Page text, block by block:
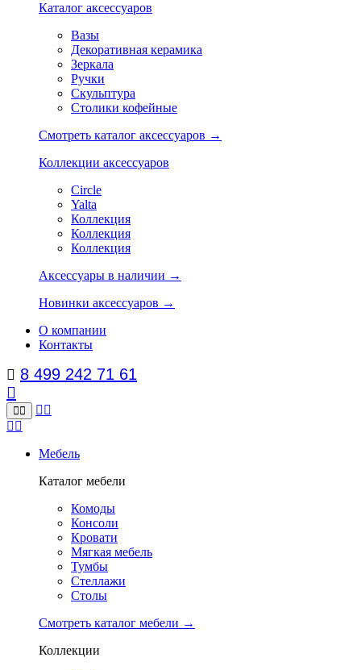
Каталог аксессуаров
Вазы
Декоративная керамика
Зеркала
Ручки
Скульптура
Столики кофейные
Смотреть каталог аксессуаров →
Коллекции аксессуаров
Circle
Yalta
Коллекция
Коллекция
Коллекция
Аксессуары в наличии →
Новинки аксессуаров →
О компании
Контакты
8 499 242 71 61
Мебель
Каталог мебели
Комоды
Консоли
Кровати
Мягкая мебель
Тумбы
Стеллажи
Столы
Смотреть каталог мебели →
Коллекции